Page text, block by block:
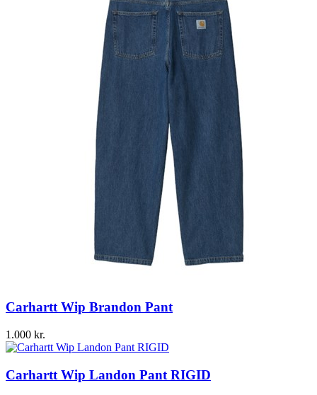
Carhartt Wip Brandon Pant
1.000 kr.
Carhartt Wip Landon Pant RIGID